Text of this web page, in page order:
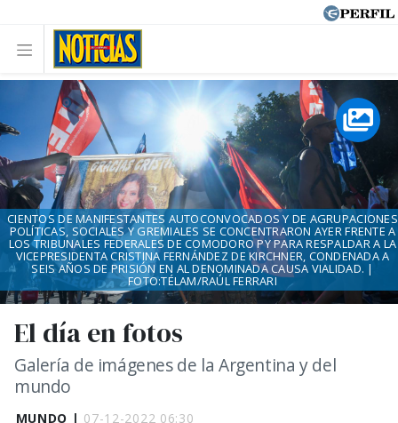
MUNDO | 07-12-2022 06:30
El día en fotos
Galería de imágenes de la Argentina y del
mundo
CIENTOS DE MANIFESTANTES AUTOCONVOCADOS Y DE AGRUPACIONES
POLÍTICAS, SOCIALES Y GREMIALES SE CONCENTRARON AYER FRENTE A
LOS TRIBUNALES FEDERALES DE COMODORO PY PARA RESPALDAR A LA
VICEPRESIDENTA CRISTINA FERNÁNDEZ DE KIRCHNER, CONDENADA A
SEIS AÑOS DE PRISIÓN EN AL DENOMINADA CAUSA VIALIDAD. |
FOTO:TÉLAM/RAÚL FERRARI